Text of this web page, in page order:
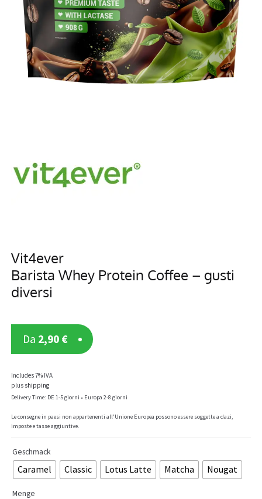
Vit4ever
Barista Whey Protein Coffee – gusti
diversi
Da 2,90 €
Includes 7% IVA
plus shipping
Delivery Time: DE 1-5 giorni • Europa 2-8 giorni
Le consegne in paesi non appartenenti all'Unione Europea possono essere soggette a dazi,
imposte e tasse aggiuntive.
Geschmack
Caramel Classic Lotus Latte Matcha Nougat
Menge